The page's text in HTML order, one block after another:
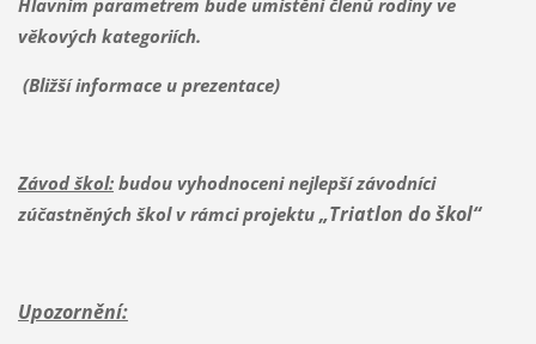
Hlavním parametrem bude umístění členů rodiny ve
věkových kategoriích.
(Bližší informace u prezentace)
Závod škol:budou vyhodnoceni nejlepší závodníci
zúčastněných škol v rámci projektu „Triatlon do škol“
Upozornění: